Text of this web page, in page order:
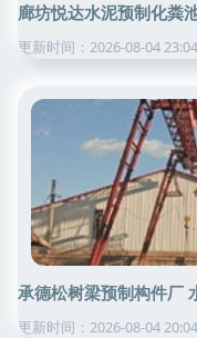
廊坊悦达水泥预制化粪
更新时间：2026-08-04
承德松树梁预制构件厂
更新时间：2026-08-04